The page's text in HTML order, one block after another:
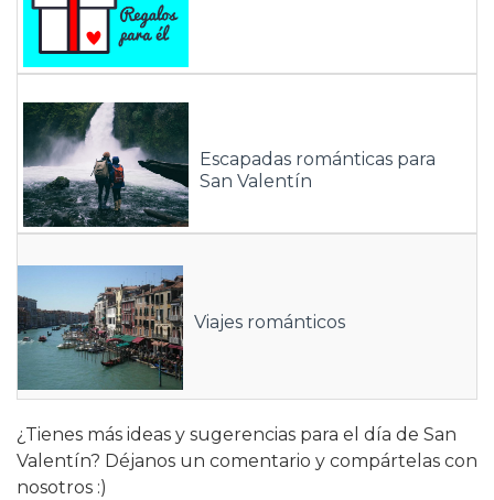
Viajes románticos
Escapadas románticas para
San Valentín
¿Tienes más ideas y sugerencias para el día de San
Valentín? Déjanos un comentario y compártelas con
nosotros :)